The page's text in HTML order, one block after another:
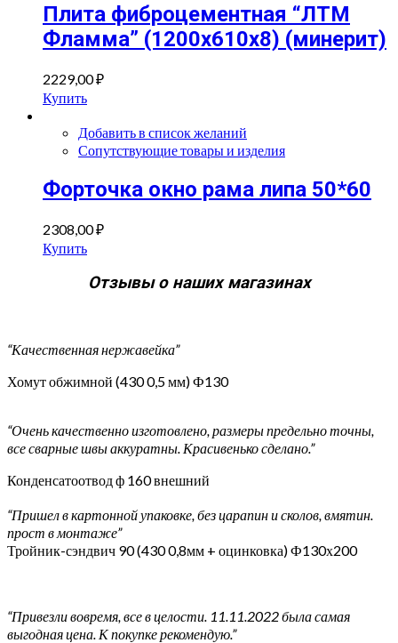
Плита фиброцементная “ЛТМ
Фламма” (1200х610х8) (минерит)
2229,00₽
Купить
Добавить в список желаний
Сопутствующие товары и изделия
Форточка окно рама липа 50*60
2308,00₽
Купить
Отзывы о наших магазинах
“Качественная нержавейка”
Хомут обжимной (430 0,5 мм) Ф130
“Очень качественно изготовлено, размеры предельно точны,
все сварные швы аккуратны. Красивенько сделано.”
Конденсатоотвод ф 160 внешний
“Пришел в картонной упаковке, без царапин и сколов, вмятин.
прост в монтаже”
Тройник-сэндвич 90 (430 0,8мм + оцинковка) Ф130х200
“Привезли вовремя, все в целости. 11.11.2022 была самая
выгодная цена. К покупке рекомендую.”